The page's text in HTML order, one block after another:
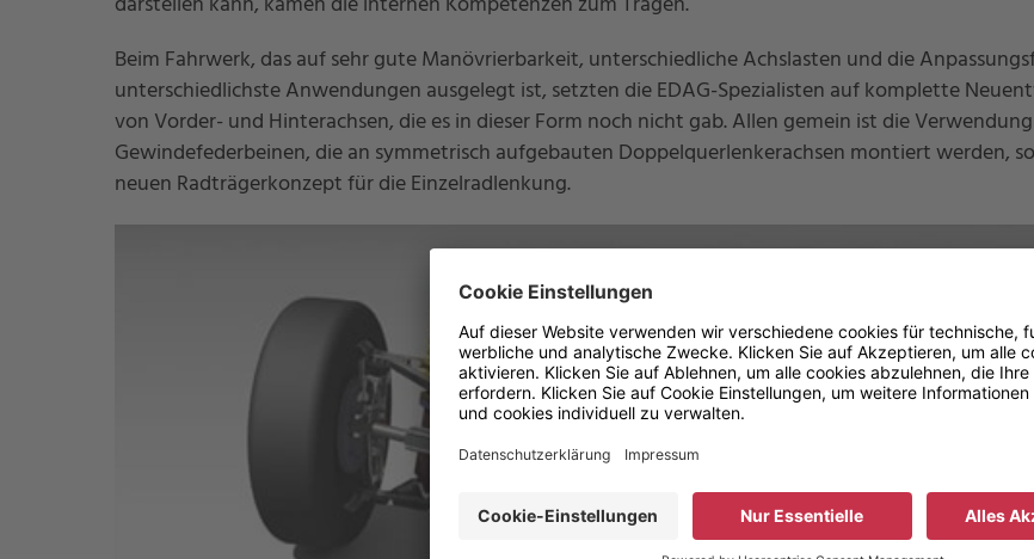
Beim Fahrwerk, das auf sehr gute Manövrierbarkeit, unterschiedliche Achslasten und die
unterschiedlichste Anwendungen ausgelegt ist, setzten die EDAG-Spezialisten auf komplette
von Vorder- und Hinterachsen, die es in dieser Form noch nicht gab. Allen gemein ist die
Gewindefederbeinen, die an symmetrisch aufgebauten Doppelquerlenkerachsen montiert werden,
neuen Radträgerkonzept für die Einzelradlenkung.